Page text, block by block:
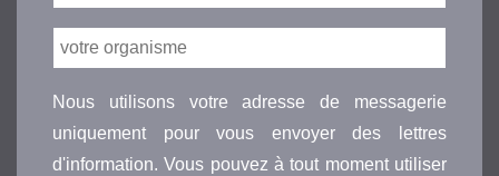
Nous utilisons votre adresse de messagerie
uniquement pour vous envoyer des lettres
d'information. Vous pouvez à tout moment utiliser